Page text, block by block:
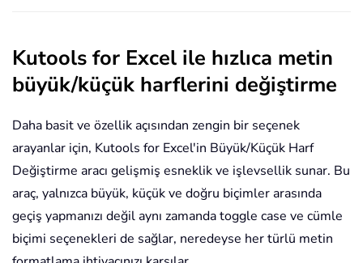
Kutools for Excel ile hızlıca metin
büyük/küçük harflerini değiştirme
Daha basit ve özellik açısından zengin bir seçenek
arayanlar için, Kutools for Excel'in Büyük/Küçük Harf
Değiştirme aracı gelişmiş esneklik ve işlevsellik sunar. Bu
araç, yalnızca büyük, küçük ve doğru biçimler arasında
geçiş yapmanızı değil aynı zamanda toggle case ve cümle
biçimi seçenekleri de sağlar, neredeyse her türlü metin